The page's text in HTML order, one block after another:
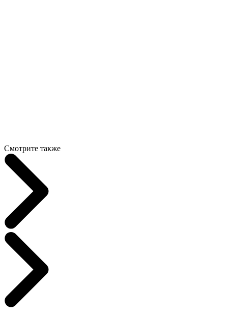
Смотрите также